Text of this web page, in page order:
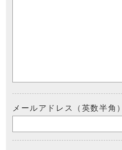
メールアドレス（英数半角）